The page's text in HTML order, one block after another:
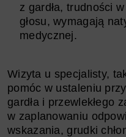
z gardła, trudności
głosu, wymagają
medycznej.
Wizyta u specjalisty,
pomóc w ustaleniu
gardła i przewlekłego
w zaplanowaniu
wskazania, grudki